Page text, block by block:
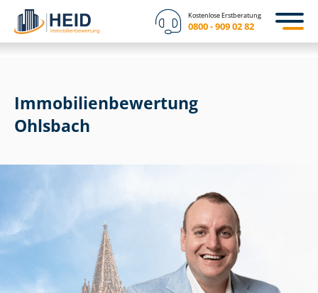
Kostenlose Erstberatung
0800 - 909 02 82
Immobilien­bewertung
Ohlsbach